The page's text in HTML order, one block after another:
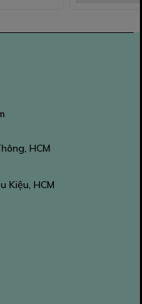
HCM
Kiệu, HCM